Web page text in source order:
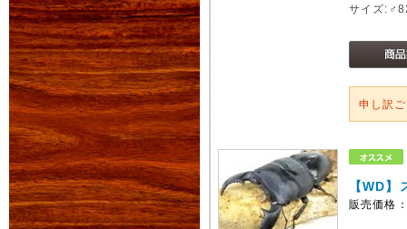
サイズ
申し訳
【WD
販売価格